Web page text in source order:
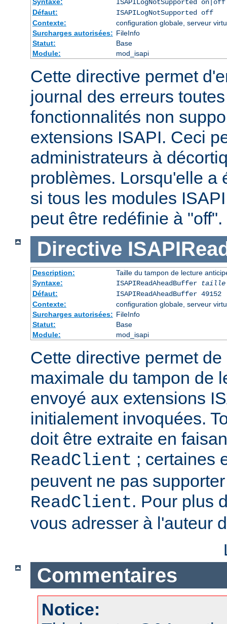
ISAPILogNotSupported on|off
Défaut:
ISAPILogNotSupported off
Contexte:
configuration globale, serveur
Surcharges autorisées: FileInfo
Statut:
Base
Module:
mod_isapi
Cette directive permet
journal des erreurs
fonctionnalités non
extensions ISAPI. Ceci
administrateurs à
problèmes. Lorsqu'elle a
si tous les modules
peut être redéfinie à "off".
Directive
Description:
Taille du tampon de lecture
Syntaxe:
ISAPIReadAheadBuffer
taille
Défaut:
ISAPIReadAheadBuffer 49152
Contexte:
configuration globale, serveur
Surcharges autorisées: FileInfo
Statut:
Base
Module:
mod_isapi
Cette directive permet
maximale du tampon de
envoyé aux extensions
initialement invoquées.
doit être extraite en
ReadClient ; certaines
peuvent ne pas
ReadClient. Pour plus
vous adresser à l'auteur
Commentaires
Notice: